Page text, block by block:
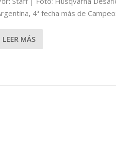
4ª fecha más de
LEER MÁS